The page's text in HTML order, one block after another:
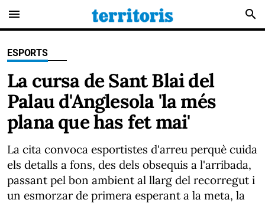
menu search
ESPORTS
La cursa de Sant Blai del
Palau d'Anglesola 'la més
plana que has fet mai'
La cita convoca esportistes d'arreu perquè cuida
els detalls a fons, des dels obsequis a l'arribada,
passant pel bon ambient al llarg del recorregut i
un esmorzar de primera esperant a la meta, la